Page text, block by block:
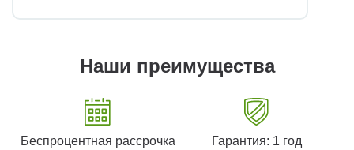
Наши преимущества
Беспроцентная рассрочка
Гарантия: 1 год